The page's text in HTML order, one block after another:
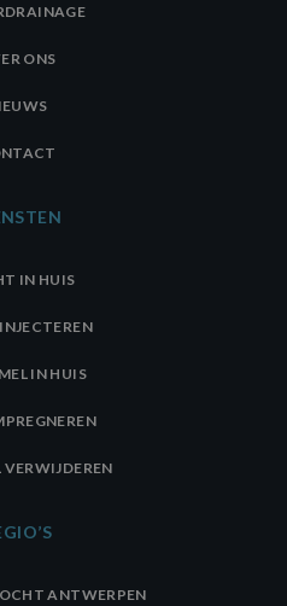
ONS
IN HUIS
IN HUIS
ANTWERPEN